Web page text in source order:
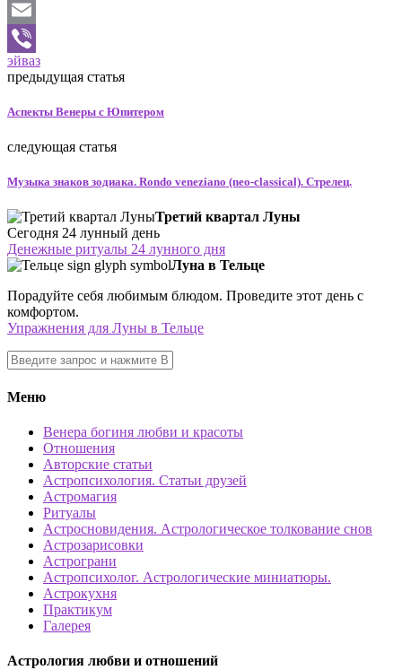
Twitter
Email
Viber
эйваз
предыдущая статья
Аспекты Венеры с Юпитером
следующая статья
Музыка знаков зодиака. Rondo veneziano (neo-classical). Стрелец.
Третий квартал Луны
Сегодня 24 лунный день
Денежные ритуалы 24 лунного дня
Луна в Тельце
Порадуйте себя любимым блюдом. Проведите этот день с
комфортом.
Упражнения для Луны в Тельце
Меню
Венера богиня любви и красоты
Отношения
Авторские статьи
Астропсихология. Статьи друзей
Астромагия
Ритуалы
Астросновидения. Астрологическое толкование снов
Астрозарисовки
Астрограни
Астропсихолог. Астрологические миниатюры.
Астрокухня
Практикум
Галерея
Астрология любви и отношений